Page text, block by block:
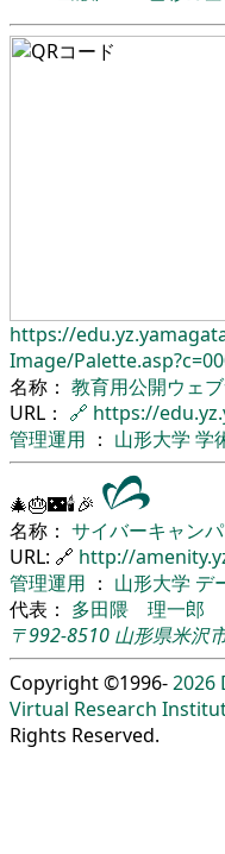
https://
Image/
名称： 教育用公開ウェ
URL： 🔗 https://
管理運用 ： 山形大学 学
🎄🎂🌃🕯🎉
名称： サイバーキャンパ
URL: 🔗 http://
管理運用 ： 山形大学 デ
代表： 多田隈 理一郎
〒992-8510 山形県米沢
Copyright ©1996-2026
Virtual Research
Rights Reserved.